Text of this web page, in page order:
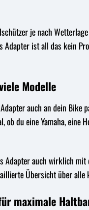
je nach
Adapter ist all das kein
Modelle
auch an dein
ob du eine Yamaha,
Adapter auch wirklich
Übersicht über
maximale